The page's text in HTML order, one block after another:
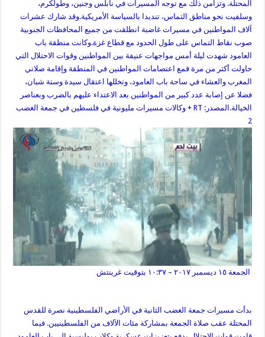
المحتلة. وتزامن ذلك مع توجه المسيرات في نابلس وجنين، وطولكرم،
وسلفيت نحو مناطق التماس، تنديدا بالسياسة الأمريكية.وقد شارك عشرات
آلاف المواطنين في مسيرات غاضبة انطلقت من جميع المحافظات الجنوبية
صوب نقاط التماس على طول الحدود مع قطاع غزة.وكانت منطقة باب
العامود شهدت ليلة أمس مواجهات عنيفة بين المواطنين وقوات الاحتلال التي
حاولت أكثر من مرة قمع اعتصامات المواطنين في المنطقة وإقامة صلاتي
المغرب والعشاء في ساحة باب العامود، وتخللها اعتقال سيدة وستة شبان،
فضلا عن إصابة عدد كبير من المواطنين بعد الاعتداء عليهم بالضرب وبعناصر
الخيالة.المصدر: RT + وكالات
مسيرات مليونية في فلسطين في جمعة الغضب
2
الجمعة ١٥ ديسمبر ٢٠١٧ – ١٠:٣٧ بتوقيت غرينتش
بدأت مسيرات جمعة الغضب الثانية في الأراضي الفلسطينية نصرة للقدس
المحتلة عقب صلاة الجمعة بمشاركة مئات الآلاف من الفلسطينيين. فيما